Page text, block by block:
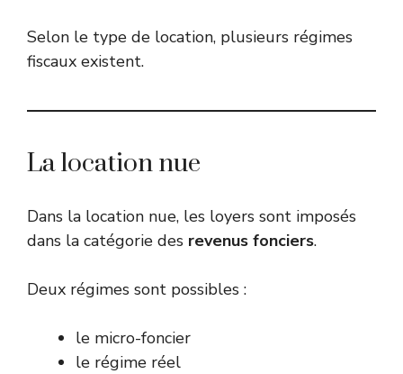
Selon le type de location, plusieurs régimes
fiscaux existent.
La location nue
Dans la location nue, les loyers sont imposés
dans la catégorie des revenus fonciers.
Deux régimes sont possibles :
le micro-foncier
le régime réel